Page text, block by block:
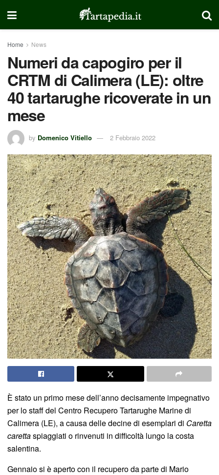
Home News
Numeri da capogiro per il
CRTM di Calimera (LE): oltre
40 tartarughe ricoverate in un
mese
by Domenico Vitiello 2 Febbraio 2022
È stato un primo mese dell’anno decisamente impegnativo
per lo staff del Centro Recupero Tartarughe Marine di
Calimera (LE), a causa delle decine di esemplari di Caretta
carettaspiaggiati o rinvenuti in difficoltà lungo la costa
salentina.
Gennaio si è aperto con il recupero da parte di Mario